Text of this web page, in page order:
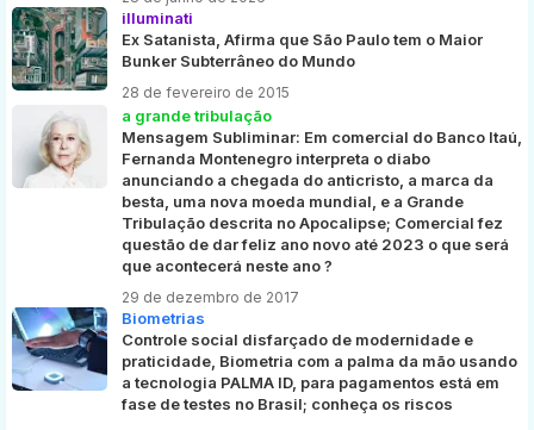
illuminati
Ex Satanista, Afirma que São Paulo tem o Maior
Bunker Subterrâneo do Mundo
28 de fevereiro de 2015
a grande tribulação
Mensagem Subliminar: Em comercial do Banco Itaú,
Fernanda Montenegro interpreta o diabo
anunciando a chegada do anticristo, a marca da
besta, uma nova moeda mundial, e a Grande
Tribulação descrita no Apocalipse; Comercial fez
questão de dar feliz ano novo até 2023 o que será
que acontecerá neste ano ?
29 de dezembro de 2017
Biometrias
Controle social disfarçado de modernidade e
praticidade, Biometria com a palma da mão usando
a tecnologia PALMA ID, para pagamentos está em
fase de testes no Brasil; conheça os riscos